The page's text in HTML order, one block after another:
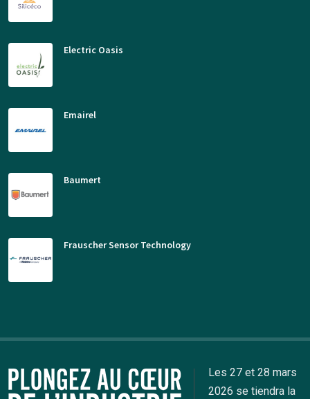
Electric Oasis
Emairel
Baumert
Frauscher Sensor Technology
Les 27 et 28 mars
2026 se tiendra la